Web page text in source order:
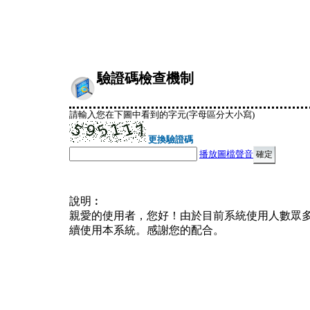
驗證碼檢查機制
請輸入您在下圖中看到的字元(字母區分大小寫)
更換驗證碼
播放圖檔聲音
說明︰
親愛的使用者，您好！由於目前系統使用人數眾
續使用本系統。感謝您的配合。